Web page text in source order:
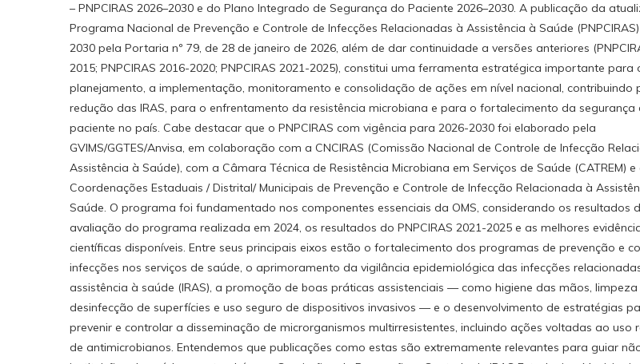
– PNPCIRAS 2026–2030 e do Plano Integrado de Segurança do Paciente 2026–2030. A publicação da
Programa Nacional de Prevenção e Controle de Infecções Relacionadas à Assistência à Saúde
2030 pela Portaria nº 79, de 28 de janeiro de 2026, além de dar continuidade a versões anteriores
2015; PNPCIRAS 2016-2020; PNPCIRAS 2021-2025), constitui uma ferramenta estratégica importante para
planejamento, a implementação, monitoramento e consolidação de ações em nível nacional, contribuindo
redução das IRAS, para o enfrentamento da resistência microbiana e para o fortalecimento da segurança
paciente no país. Cabe destacar que o PNPCIRAS com vigência para 2026-2030 foi elaborado pela
GVIMS/GGTES/Anvisa, em colaboração com a CNCIRAS (Comissão Nacional de Controle de Infecção
Assistência à Saúde), com a Câmara Técnica de Resistência Microbiana em Serviços de Saúde (CATREM) e
Coordenações Estaduais / Distrital/ Municipais de Prevenção e Controle de Infecção Relacionada à
Saúde. O programa foi fundamentado nos componentes essenciais da OMS, considerando os resultados
avaliação do programa realizada em 2024, os resultados do PNPCIRAS 2021-2025 e as melhores
científicas disponíveis. Entre seus principais eixos estão o fortalecimento dos programas de prevenção e
infecções nos serviços de saúde, o aprimoramento da vigilância epidemiológica das infecções
assistência à saúde (IRAS), a promoção de boas práticas assistenciais — como higiene das mãos, limpeza
desinfecção de superfícies e uso seguro de dispositivos invasivos — e o desenvolvimento de estratégias
prevenir e controlar a disseminação de microrganismos multirresistentes, incluindo ações voltadas ao uso
de antimicrobianos. Entendemos que publicações como estas são extremamente relevantes para guiar